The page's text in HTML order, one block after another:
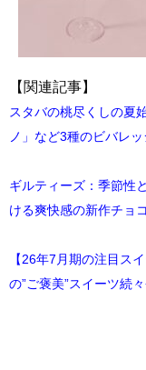
【関連記事】
スタバの桃尽くしの夏
ノ」など3種のビバレ
ギルティーズ：季節性
ける爽快感の新作チョ
【26年7月期の注目ス
の”ご褒美”スイーツ続